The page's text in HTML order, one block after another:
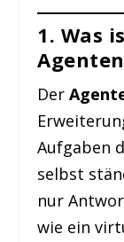
1. Was
Der
Aufgaben
selbst
nur
wie ein